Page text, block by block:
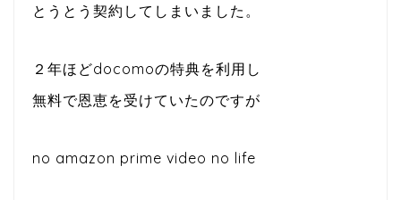
とうとう契約してしまいました。
２年ほどdocomoの特典を利用し
無料で恩恵を受けていたのですが
no amazon prime video no life